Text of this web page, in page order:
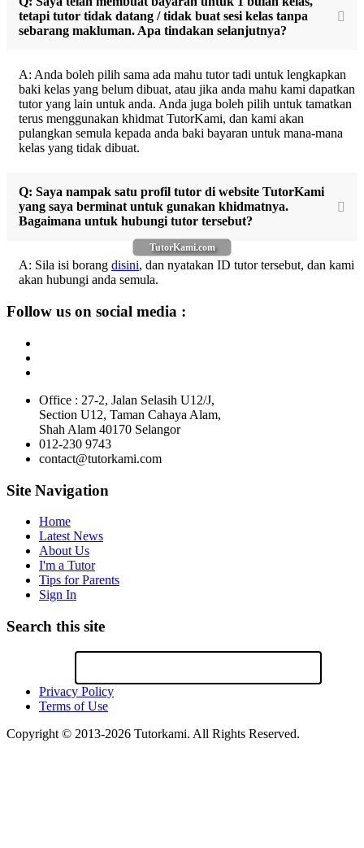
TutorKami.com
tetapi tutor tidak datang / tidak buat sesi kelas tanpa
sebarang makluman. Apa tindakan selanjutnya?
A: Anda boleh pilih sama ada mahu tutor tadi untuk lengkapkan
baki kelas yang belum dibuat, atau jika anda mahu kami dapatkan
tutor yang lain untuk anda. Anda juga boleh pilih untuk tamatkan
terus menggunakan khidmat TutorKami, dan kami akan
pulangkan semula kepada anda baki bayaran untuk mana-mana
kelas yang tidak dibuat.
Q: Saya nampak satu profil tutor di website TutorKami
yang saya berminat untuk gunakan khidmatnya.
Bagaimana untuk hubungi tutor tersebut?
A: Sila isi borang disini, dan nyatakan ID tutor tersebut, dan kami
akan hubungi anda semula.
Follow us on social media :
Office : 27-2, Jalan Selasih U12/J,
Section U12, Taman Cahaya Alam,
Shah Alam 40170 Selangor
012-230 9743
contact@tutorkami.com
Site Navigation
Home
Latest News
About Us
I'm a Tutor
Tips for Parents
Sign In
Search this site
Privacy Policy
Terms of Use
Copyright © 2013-2026 Tutorkami. All Rights Reserved.